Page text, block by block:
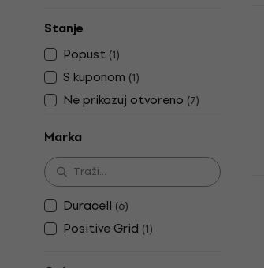
Stanje
Popust (1)
S kuponom (1)
Ne prikazuj otvoreno (7)
Marka
Duracell (6)
Positive Grid (1)